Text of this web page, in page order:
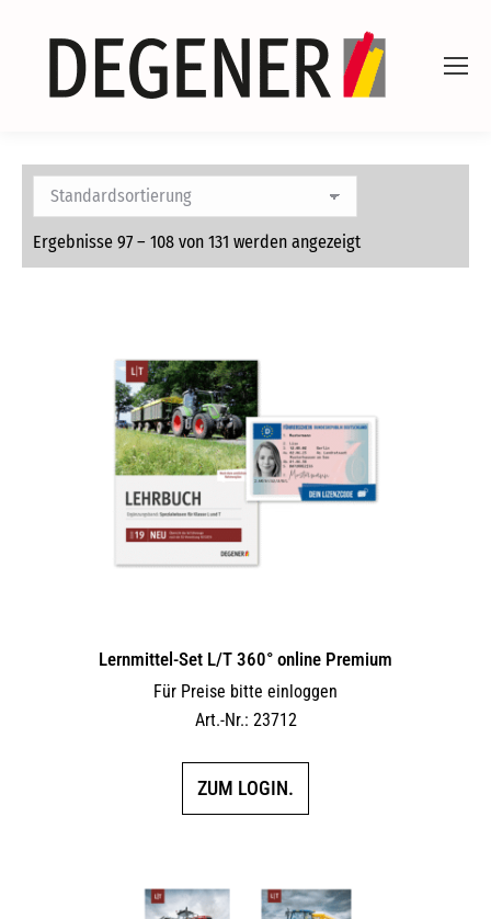
Ergebnisse 97 – 108 von 131 werden angezeigt
Lernmittel-Set L/T 360° online Premium
Für Preise bitte einloggen
Art.-Nr.: 23712
ZUM LOGIN.